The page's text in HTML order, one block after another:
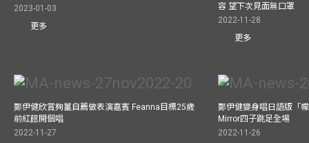
2023-01-03
更多
容 望下次見面無口罩
2022-11-28
更多
鄭伊健欣賞夠薑自薦做表演嘉賓 Feanna目標25歲
前紅館開個唱
2022-11-27
鄭伊健變身唱日語版「
Mirror四子跳足全場
2022-11-26